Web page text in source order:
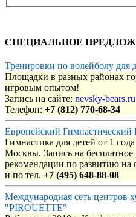
СПЕЦИАЛЬНОЕ
Тренировки по волейболу для
Площадки в разных районах
игровым опытом!
Запись на сайте: nevsky-bears.ru
Телефон: +7 (812) 770-68-34
Европейский Гимнастический
Гимнастика для детей от 1
Москвы. Запись на бесплатное
рекомендации по развитию на
и по тел. +7 (495) 648-88-08
Международная сеть центров
"PIROUETTE"